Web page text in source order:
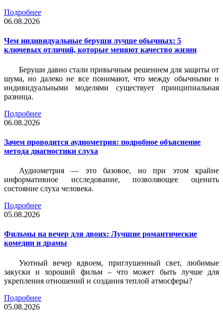
Подробнее
06.08.2026
Чем индивидуальные беруши лучше обычных: 5
ключевых отличий, которые меняют качество жизни
Беруши давно стали привычным решением для защиты от
шума, но далеко не все понимают, что между обычными и
индивидуальными моделями существует принципиальная
разница.
Подробнее
06.08.2026
Зачем проводится аудиометрия: подробное объяснение
метода диагностики слуха
Аудиометрия — это базовое, но при этом крайне
информативное исследование, позволяющее оценить
состояние слуха человека.
Подробнее
05.08.2026
Фильмы на вечер для двоих: Лучшие романтические
комедии и драмы
Уютный вечер вдвоем, приглушенный свет, любимые
закуски и хороший фильм – что может быть лучше для
укрепления отношений и создания теплой атмосферы?
Подробнее
05.08.2026